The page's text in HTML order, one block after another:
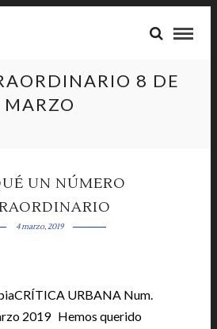
8 DE
MARZO
UN NÚMERO
4 marzo, 2019
URBANA Num.
2019 Hemos querido